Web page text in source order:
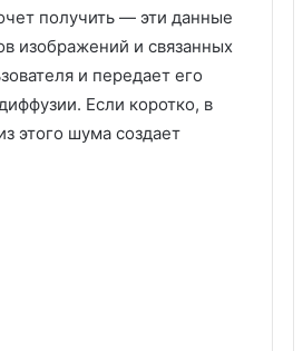
получить — эти данные
изображений и связанных
и передает его
Если коротко, в
этого шума создает